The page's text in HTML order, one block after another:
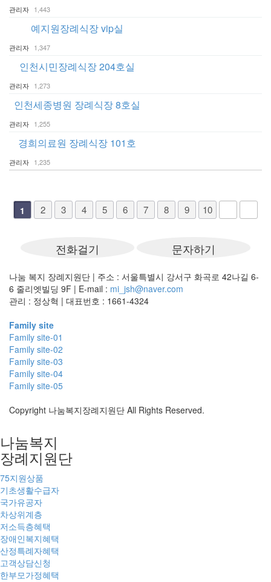
관리자 1,443
예지원장례식장 vip실
관리자 1,347
인천시민장례식장 204호실
관리자 1,273
인천세종병원 장례식장 8호실
관리자 1,255
경희의료원 장례식장 101호
관리자 1,235
1 2 3 4 5 6 7 8 9 10
나눔 복지 장례지원단 | 주소 : 서울특별시 강서구 화곡로 42나길 6-
6 줄리엣빌딩 9F | E-mail : mi_jsh@naver.com
관리 : 정상혁 | 대표번호 : 1661-4324
Family site
Family site-01
Family site-02
Family site-03
Family site-04
Family site-05
Copyright 나눔복지장례지원단 All Rights Reserved.
나눔복지
장례지원단
75지원상품
기초생활수급자
국가유공자
차상위계층
저소득층혜택
장애인복지혜택
산정특례자혜택
고객상담신청
한부모가정혜택